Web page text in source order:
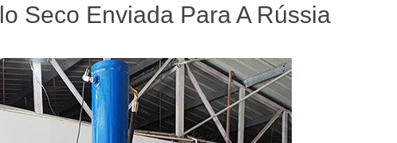
Seco Enviada Para A Rússia